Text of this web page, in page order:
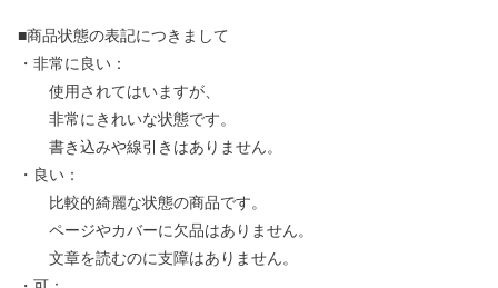
■商品状態の表記につきまして
・非常に良い：
使用されてはいますが、
非常にきれいな状態です。
書き込みや線引きはありません。
・良い：
比較的綺麗な状態の商品です。
ページやカバーに欠品はありません。
文章を読むのに支障はありません。